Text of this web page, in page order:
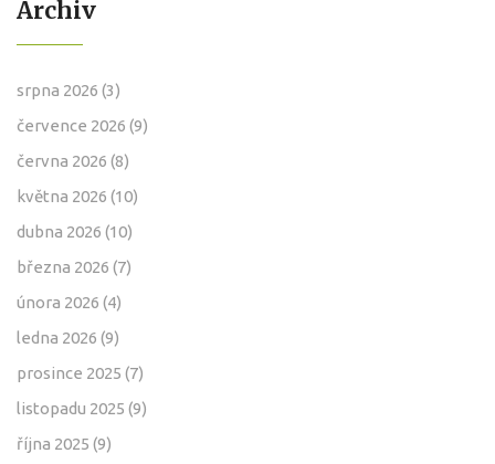
Archiv
srpna 2026 (3)
července 2026 (9)
června 2026 (8)
května 2026 (10)
dubna 2026 (10)
března 2026 (7)
února 2026 (4)
ledna 2026 (9)
prosince 2025 (7)
listopadu 2025 (9)
října 2025 (9)